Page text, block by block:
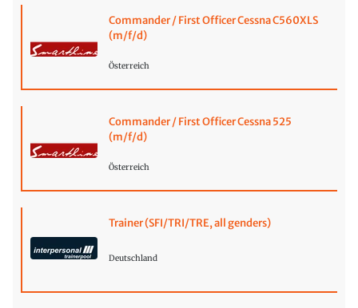
Commander / First Officer Cessna C560XLS
(m/f/d)
Österreich
Commander / First Officer Cessna 525
(m/f/d)
Österreich
Trainer (SFI/TRI/TRE, all genders)
Deutschland